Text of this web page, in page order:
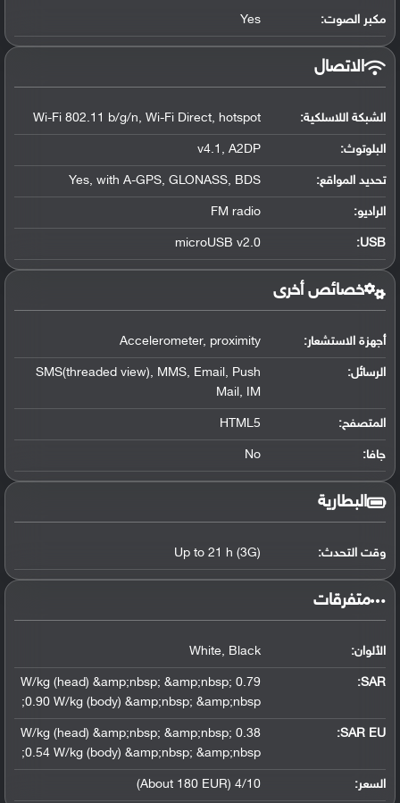
مكبر الصوت: Yes
الاتصال
الشبكة اللاسلكية: Wi-Fi 802.11 b/g/n, Wi-Fi Direct, hotspot
البلوتوث:
v4.1, A2DP
تحديد المواقع:
Yes, with A-GPS, GLONASS, BDS
الراديو: FM radio
USB
:
microUSB v2.0
خصائص أخرى
أجهزة الاستشعار: Accelerometer, proximity
الرسائل:
SMS(threaded view), MMS, Email, Push
Mail, IM
المتصفح: HTML5
جافا: No
البطارية
وقت التحدث: Up to 21 h (3G)
‏متفرقات‏
الألوان: White, Black
SAR
:
0.79 W/kg (head) &amp;nbsp; &amp;nbsp;
0.90 W/kg (body) &amp;nbsp; &amp;nbsp;
SAR EU:
0.38 W/kg (head) &amp;nbsp; &amp;nbsp;
0.54 W/kg (body) &amp;nbsp; &amp;nbsp;
السعر: 4/10 (About 180 EUR)